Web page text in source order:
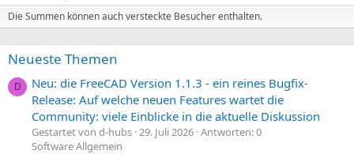
Die Summen können auch versteckte Besucher enthalten.
Neueste Themen
D
Neu: die FreeCAD Version 1.1.3 - ein reines Bugfix-
Release: Auf welche neuen Features wartet die
Community: viele Einblicke in die aktuelle Diskussion
Gestartet von d-hubs 29. Juli 2026 Antworten: 0
Software Allgemein